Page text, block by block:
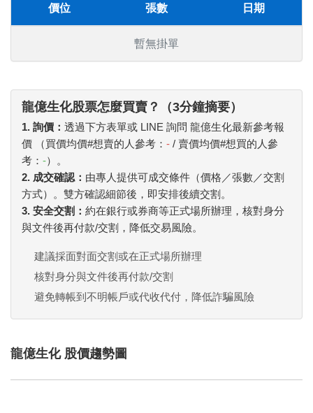
價位 張數 日期
暫無掛單
龍億生化股票怎麼買賣？（3分鐘摘要）
1. 詢價： 透過下方表單或 LINE 詢問 龍億生化最新參考報
價 （買價均價#想賣的人參考： - / 賣價均價#想買的人參
考： -）。
2. 成交確認： 由專人提供可成交條件（價格／張數／交割
方式）。雙方確認細節後，即安排後續交割。
3. 安全交割： 約在銀行或券商等正式場所辦理，核對身分
與文件後再付款/交割，降低交易風險。
建議採面對面交割或在正式場所辦理
核對身分與文件後再付款/交割
避免轉帳到不明帳戶或代收代付，降低詐騙風險
龍億生化 股價趨勢圖